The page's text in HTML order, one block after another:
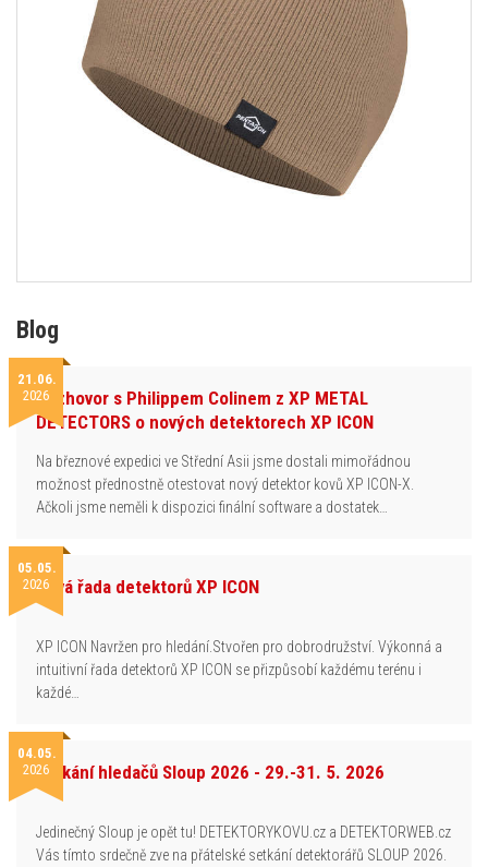
Blog
21.06.
2026Rozhovor s Philippem Colinem z XP METAL
DETECTORS o nových detektorech XP ICON
Na březnové expedici ve Střední Asii jsme dostali mimořádnou
možnost přednostně otestovat nový detektor kovů XP ICON-X.
Ačkoli jsme neměli k dispozici finální software a dostatek…
05.05.
2026Nová řada detektorů XP ICON
XP ICON Navržen pro hledání.Stvořen pro dobrodružství. Výkonná a
intuitivní řada detektorů XP ICON se přizpůsobí každému terénu i
každé…
04.05.
2026Setkání hledačů Sloup 2026 - 29.-31. 5. 2026
Jedinečný Sloup je opět tu! DETEKTORYKOVU.cz a DETEKTORWEB.cz
Vás tímto srdečně zve na přátelské setkání detektorářů SLOUP 2026.